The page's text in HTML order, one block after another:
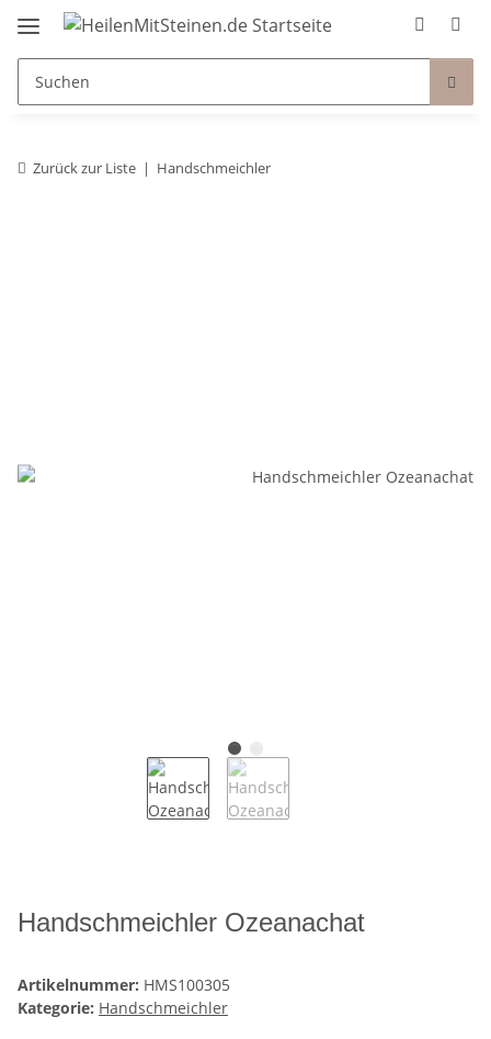
Zurück zur Liste Handschmeichler
Handschmeichler Ozeanachat
Artikelnummer: HMS100305
Kategorie: Handschmeichler